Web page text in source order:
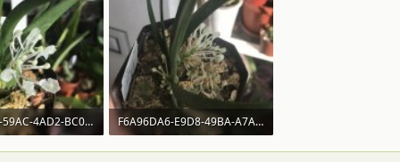
31210151-59AC-4AD2-BC00-D3CDE3A6D95F.jpeg
Просмотры: 332
F6A96DA6-E9D8-49BA-A7A5-05E4BEAE2A48.jpeg
131.2 KB · Просмотры: 326